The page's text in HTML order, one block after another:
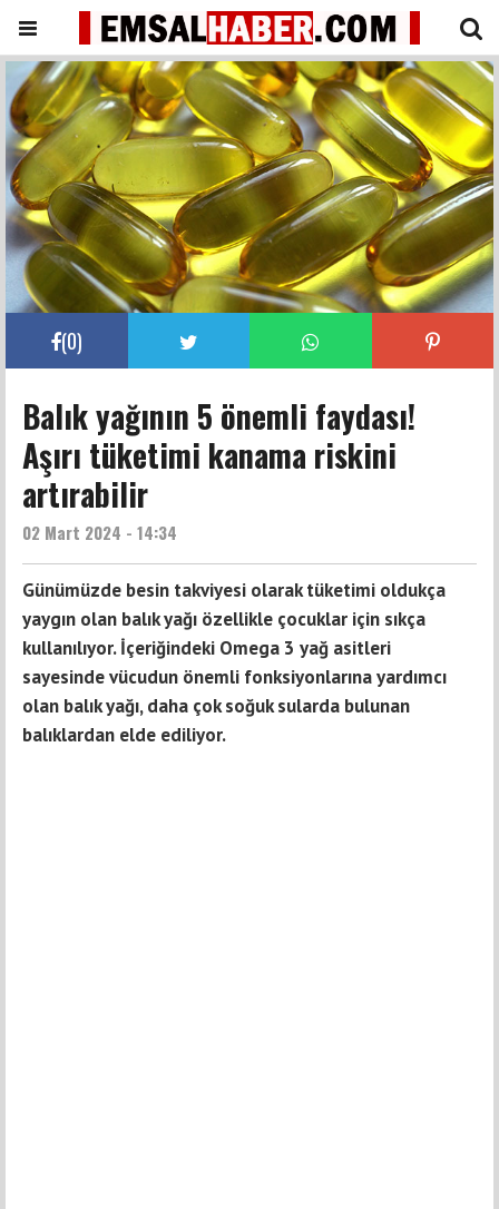
(0)
Balık yağının 5 önemli faydası!
Aşırı tüketimi kanama riskini
artırabilir
02 Mart 2024 - 14:34
Günümüzde besin takviyesi olarak tüketimi oldukça
yaygın olan balık yağı özellikle çocuklar için sıkça
kullanılıyor. İçeriğindeki Omega 3 yağ asitleri
sayesinde vücudun önemli fonksiyonlarına yardımcı
olan balık yağı, daha çok soğuk sularda bulunan
balıklardan elde ediliyor.